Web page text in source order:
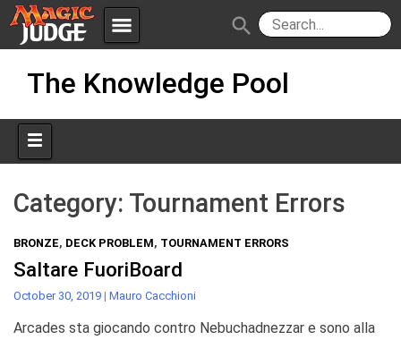
menu
Apps JudgeApps
Forum
Judges
Policies IPG
JAR
search
The Knowledge Pool
Category: Tournament Errors
BRONZE, DECK PROBLEM, TOURNAMENT ERRORS
Saltare FuoriBoard
October 30, 2019 | Mauro Cacchioni
Arcades sta giocando contro Nebuchadnezzar e sono alla